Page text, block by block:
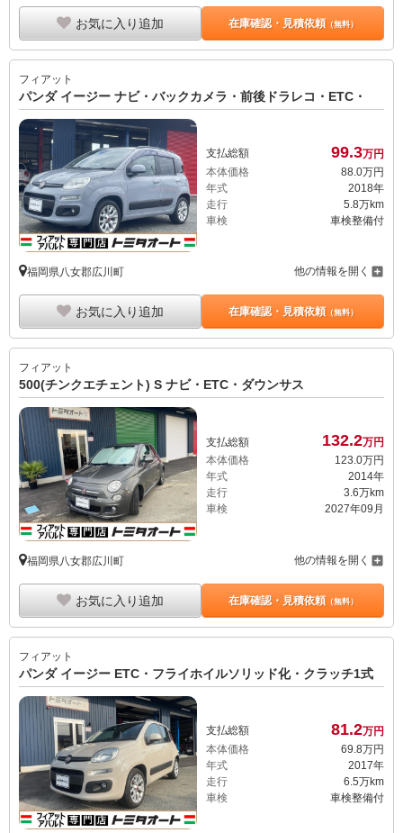
お気に入り追加 在庫確認・見積依頼（無料）
フィアット
パンダ イージー ナビ・バックカメラ・前後ドラレコ・ETC・
支払総額 99.3万円
本体価格
88. 0万円
年式
2018年
走行
5.8万km
車検
車検整備付
福岡県八女郡広川町 他の情報を開く
お気に入り追加 在庫確認・見積依頼（無料）
フィアット
500(チンクエチェント) S ナビ・ETC・ダウンサス
支払総額 132.2万円
本体価格
123.0万円
年式
2014年
走行
3.6万km
車検
2027年09月
福岡県八女郡広川町 他の情報を開く
お気に入り追加 在庫確認・見積依頼（無料）
フィアット
パンダ イージー ETC・フライホイルソリッド化・クラッチ1式
支払総額 81.2万円
本体価格
69. 8万円
年式
2017年
走行
6.5万km
車検
車検整備付